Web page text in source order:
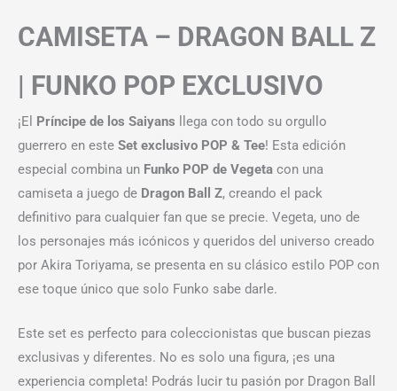
CAMISETA – DRAGON BALL Z
| FUNKO POP EXCLUSIVO
¡El Príncipe de los Saiyans llega con todo su orgullo
guerrero en este Set exclusivo POP & Tee! Esta edición
especial combina un Funko POP de Vegeta con una
camiseta a juego de Dragon Ball Z, creando el pack
definitivo para cualquier fan que se precie. Vegeta, uno de
los personajes más icónicos y queridos del universo creado
por Akira Toriyama, se presenta en su clásico estilo POP con
ese toque único que solo Funko sabe darle.
Este set es perfecto para coleccionistas que buscan piezas
exclusivas y diferentes. No es solo una figura, ¡es una
experiencia completa! Podrás lucir tu pasión por Dragon Ball